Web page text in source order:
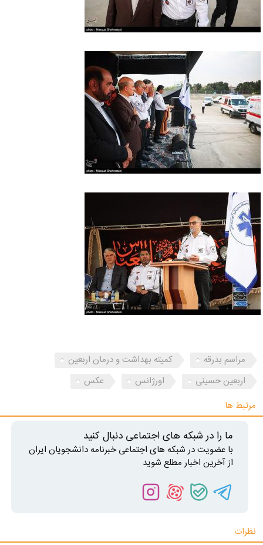
مراسم بدرقه
کمیته بهداشت و درمان اربعین
اربعین حسینی
اورژانس
عکس
مرتبط ها
ما را در شبکه های اجتماعی دنبال کنید
با عضویت در شبکه های اجتماعی خبرنامه دانشجویان ایران
از آخرین اخبار مطلع شوید
نظرات